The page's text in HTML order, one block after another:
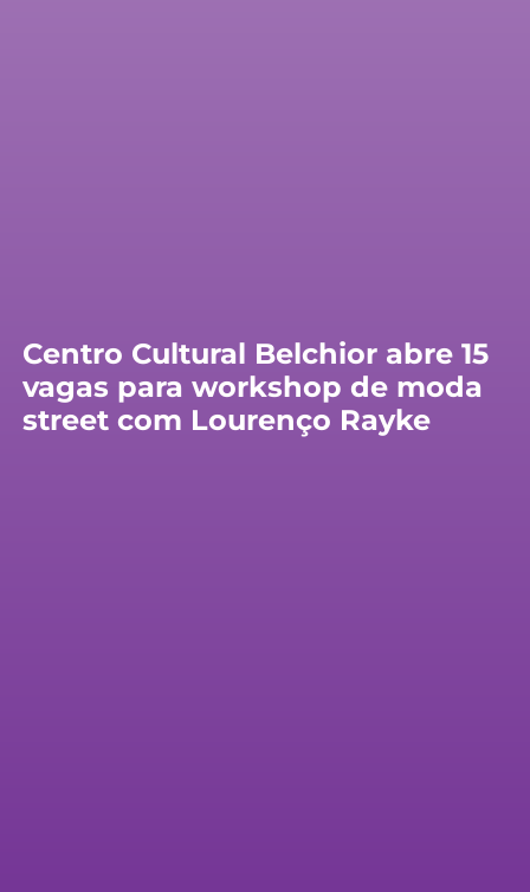
Centro Cultural Belchior abre 15
vagas para workshop de moda
street com Lourenço Rayke